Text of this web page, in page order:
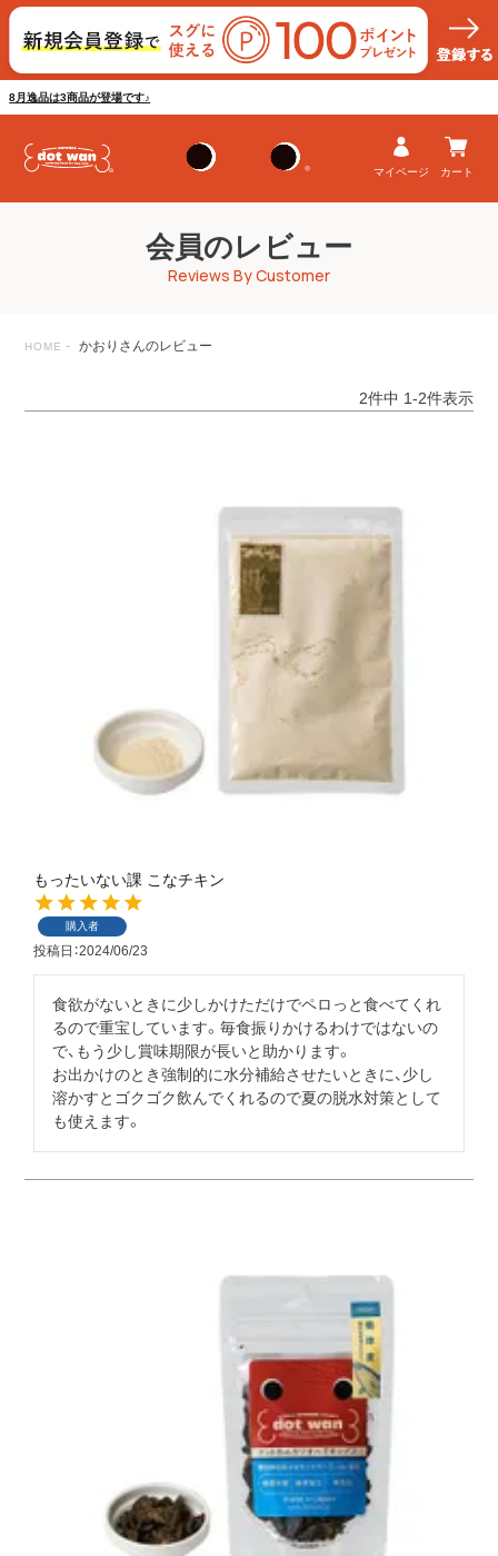
8月逸品は3商品が登場です♪
マイページ カート
会員のレビュー
Reviews By Customer
HOME かおりさんのレビュー
2件中 1-2件表示
もったいない課 こなチキン
購入者
投稿日 2024/06/23
食欲がないときに少しかけただけでペロっと食べてくれ
るので重宝しています。毎食振りかけるわけではないの
で、もう少し賞味期限が長いと助かります。
お出かけのとき強制的に水分補給させたいときに、少し
溶かすとゴクゴク飲んでくれるので夏の脱水対策として
も使えます。